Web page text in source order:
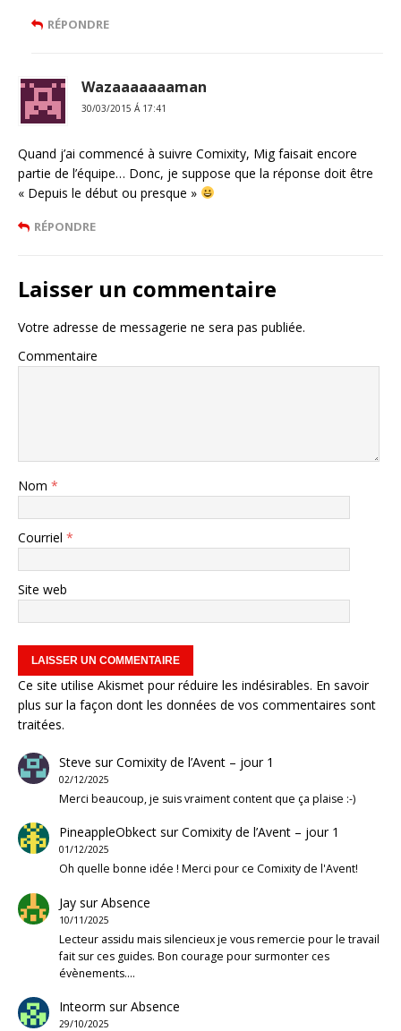
RÉPONDRE
Wazaaaaaaaman
30/03/2015 Á 17:41
Quand j’ai commencé à suivre Comixity, Mig faisait encore
partie de l’équipe… Donc, je suppose que la réponse doit être
« Depuis le début ou presque »
RÉPONDRE
Laisser un commentaire
Votre adresse de messagerie ne sera pas publiée.
Commentaire
Nom *
Courriel *
Site web
Ce site utilise Akismet pour réduire les indésirables. En savoir
plus sur la façon dont les données de vos commentaires sont
traitées.
Steve surComixity de l’Avent – jour 1
02/12/2025
Merci beaucoup, je suis vraiment content que ça plaise :-)
PineappleObkectsurComixity de l’Avent – jour 1
01/12/2025
Oh quelle bonne idée ! Merci pour ce Comixity de l'Avent!
JaysurAbsence
10/11/2025
Lecteur assidu mais silencieux je vous remercie pour le travail
fait sur ces guides. Bon courage pour surmonter ces
évènements.…
Inteorm surAbsence
29/10/2025